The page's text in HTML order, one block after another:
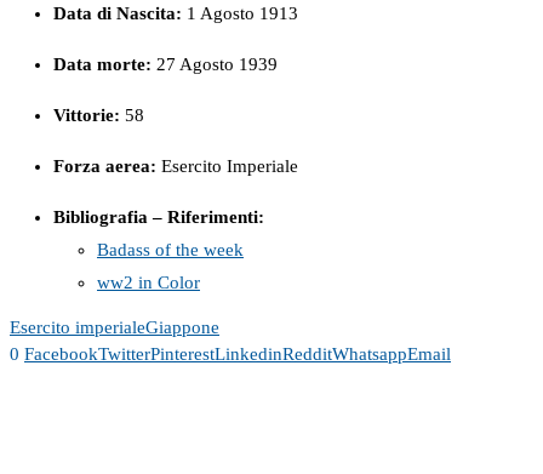
Data di Nascita: 1 Agosto 1913
Data morte: 27 Agosto 1939
Vittorie: 58
Forza aerea: Esercito Imperiale
Bibliografia – Riferimenti:
Badass of the week
ww2 in Color
Esercito imperialeGiappone
0 FacebookTwitterPinterestLinkedinRedditWhatsappEmail